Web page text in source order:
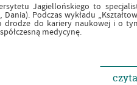
Jagiellońskiego to
Podczas wykładu
drodze do kariery naukowej i o
medycynę.